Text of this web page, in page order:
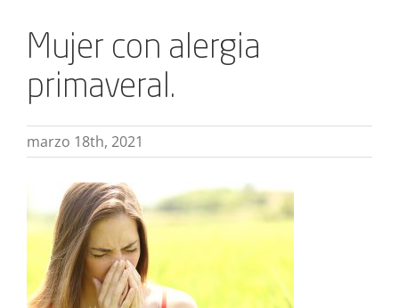
Mujer con alergia
primaveral.
marzo 18th, 2021